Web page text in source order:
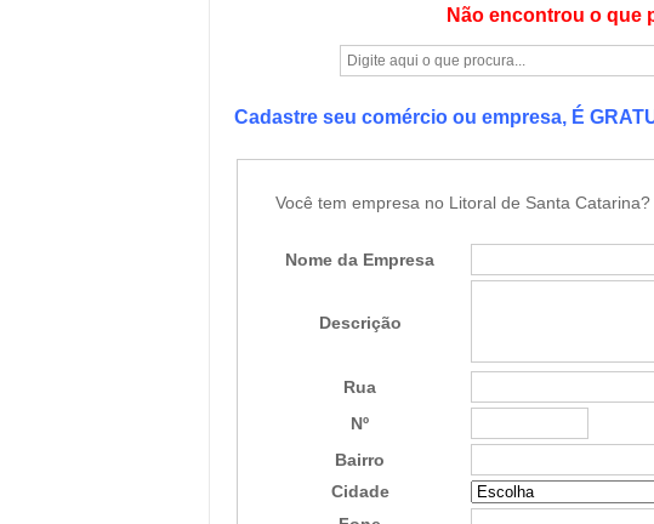
Não encontrou o que
Cadastre seu comércio ou empresa, É
Você tem empresa no Litoral de Santa
Nome da Empresa
Descrição
Rua
Nº
Bairro
Cidade